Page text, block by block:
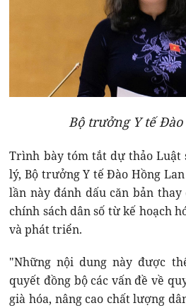
Bộ trưởng Y tế
Trình bày tóm tắt dự thảo Luật
lý, Bộ trưởng Y tế Đào Hồng
lần này đánh dấu căn bản
chính sách dân số từ kế hoạch
và phát triển.
"Những nội dung này được
quyết đồng bộ các vấn đề về
già hóa, nâng cao chất lượng